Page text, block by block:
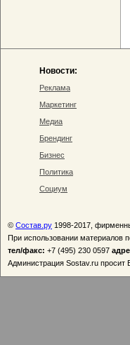
Новости:
Реклама
Маркетинг
Медиа
Брендинг
Бизнес
Политика
Социум
© Состав.ру 1998-2017,
При использовании материалов
тел/факс: +7 (495) 230 0597
Администрация Sostav.ru просит